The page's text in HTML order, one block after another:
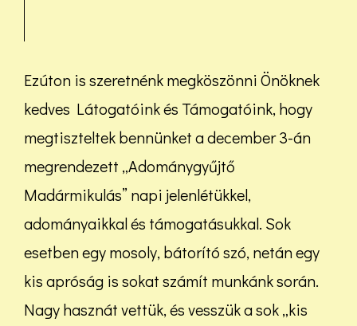
Ezúton is szeretnénk megköszönni Önöknek
kedves Látogatóink és Támogatóink, hogy
megtiszteltek bennünket a december 3-án
megrendezett „Adománygyűjtő
Madármikulás” napi jelenlétükkel,
adományaikkal és támogatásukkal. Sok
esetben egy mosoly, bátorító szó, netán egy
kis apróság is sokat számít munkánk során.
Nagy hasznát vettük, és vesszük a sok „kis